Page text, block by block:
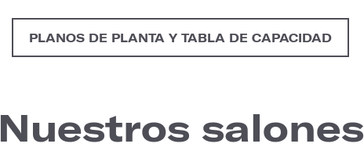
PLANOS DE PLANTA Y TABLA DE CAPACIDAD
Nuestros salones